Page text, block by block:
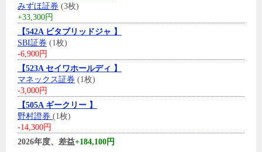
みずほ証券 (3枚)
+33,300円
【542A ビタブリッドジャ 】
SBI証券 (1枚)
-6,900円
【523A セイワホールディ 】
マネックス証券 (1枚)
-3,000円
【505A ギークリー 】
野村證券 (1枚)
-14,300円
2026年度、差益+184,100円